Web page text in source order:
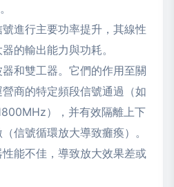
號進行主要功率提升，其線性
的輸出能力與功耗。
器和雙工器。它們的作用至關
商的特定頻段信號通過（如
），并有效隔離上下
信號循環放大導致癱瘓）。
能不佳，導致放大效果差或